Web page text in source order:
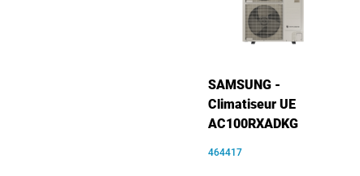
SAMSUNG -
Climatiseur UE
AC100RXADKG
464417